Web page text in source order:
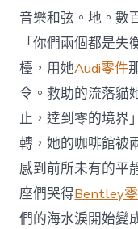
音樂和弦。地。數
「你們兩個都是
檯，用她Audi零件
令。救助的流落貓
止，達到零的境界
轉，她的咖啡館被
感到前所未有的平
座們哭得Bentley
們的海水淚開始變